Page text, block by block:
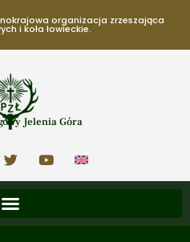
organizacja zrzeszająca
i koła łowieckie.
Jelenia Góra